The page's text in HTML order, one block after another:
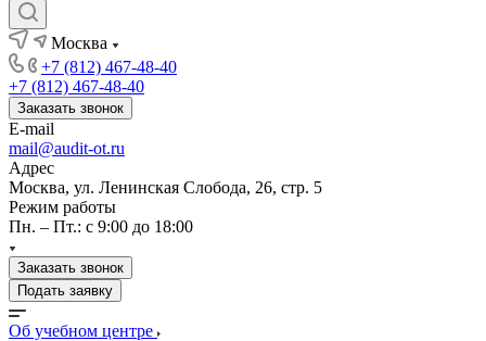
Москва
+7 (812) 467-48-40
+7 (812) 467-48-40
Заказать звонок
E-mail
mail@audit-ot.ru
Адрес
Москва, ул. Ленинская Слобода, 26, стр. 5
Режим работы
Пн. – Пт.: с 9:00 до 18:00
Заказать звонок
Подать заявку
Об учебном центре